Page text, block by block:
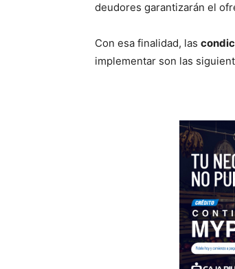
deudores garantizarán el
Con esa finalidad, las
implementar son las